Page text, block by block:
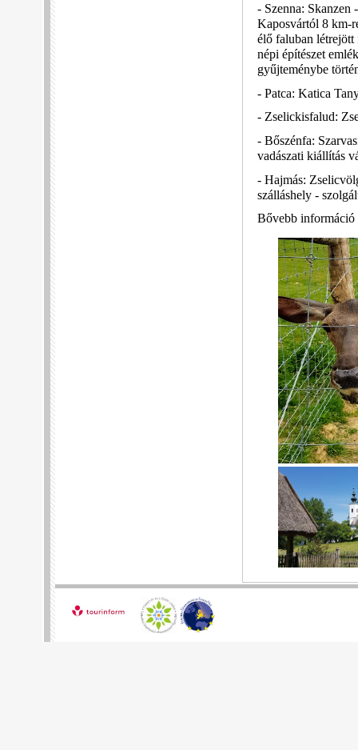
- Szenna: Skanzen
Kaposvártól 8 km-
élő faluban létrejött
népi építészet
gyűjteménybe
- Patca: Katica
- Zselickisfalud:
- Bőszénfa:
vadászati kiállítás
- Hajmás:
szálláshely -
Bővebb